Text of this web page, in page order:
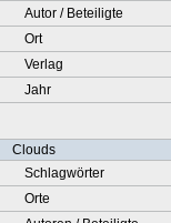
Autor / Beteiligte
Ort
Verlag
Jahr
Clouds
Schlagwörter
Orte